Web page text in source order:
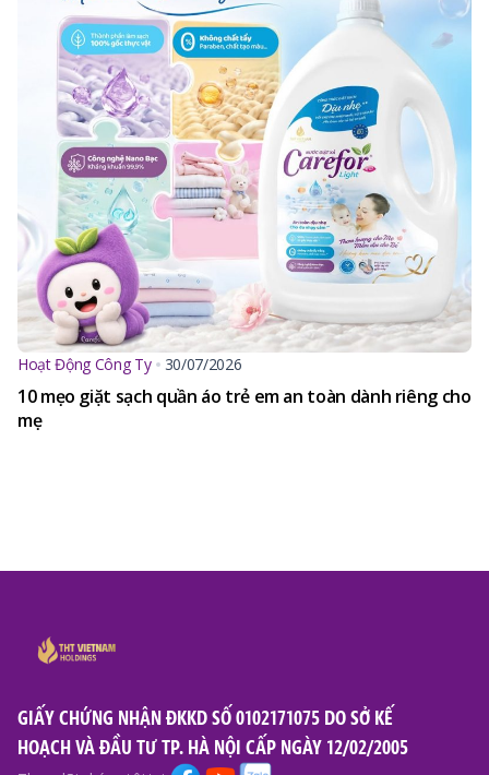
Hoạt Động Công Ty 30/07/2026
10 mẹo giặt sạch quần áo trẻ em an toàn dành riêng cho
mẹ
GIẤY CHỨNG NHẬN ĐKKD SỐ 0102171075 DO SỞ KẾ
HOẠCH VÀ ĐẦU TƯ TP. HÀ NỘI CẤP NGÀY 12/02/2005